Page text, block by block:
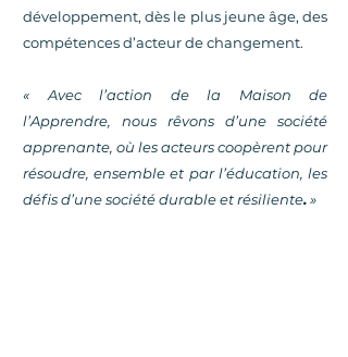
développement, dès le plus jeune âge, des
compétences d’acteur de changement.
« Avec l’action de la Maison de
l’Apprendre, nous rêvons d’une société
apprenante, où les acteurs coopèrent pour
résoudre, ensemble et par l’éducation, les
défis d’une société durable et résiliente.»